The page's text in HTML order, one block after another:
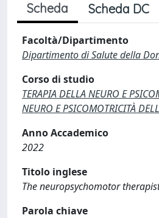
Scheda Scheda DC
Facoltà/Dipartimento
Dipartimento di Salute della
Corso di studio
TERAPIA DELLA NEURO E
NEURO E PSICOMOTRICITÀ
Anno Accademico
2022
Titolo inglese
The neuropsychomotor
Parola chiave